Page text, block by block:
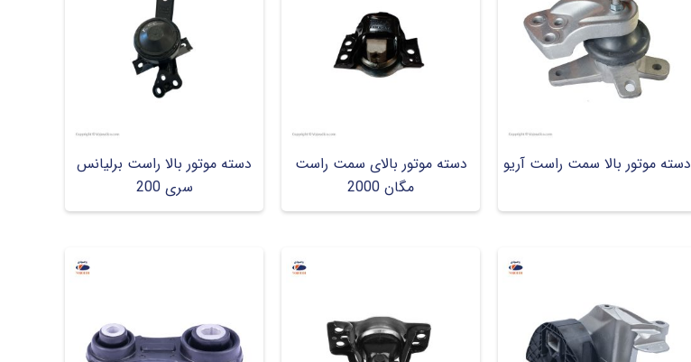
دسته موتور بالا سمت راست آریو
دسته موتور بالای سمت راست
مگان 2000
دسته موتور بالا راست برلیانس
سری 200